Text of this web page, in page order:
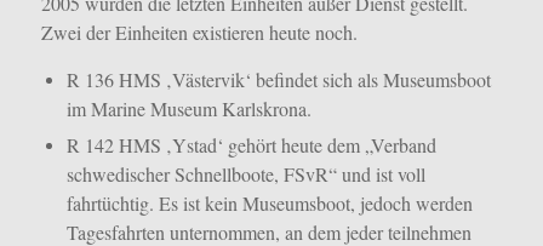
Zwei der Einheiten existieren heute noch.
R 136 HMS ‚Västervik‘ befindet sich als Museumsboot
im Marine Museum Karlskrona.
R 142 HMS ‚Ystad‘ gehört heute dem „Verband
schwedischer Schnellboote, FSvR“ und ist voll
fahrtüchtig. Es ist kein Museumsboot, jedoch werden
Tagesfahrten unternommen, an dem jeder teilnehmen